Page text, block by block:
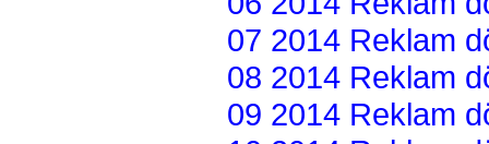
07 2014 Reklam
08 2014 Reklam
09 2014 Reklam